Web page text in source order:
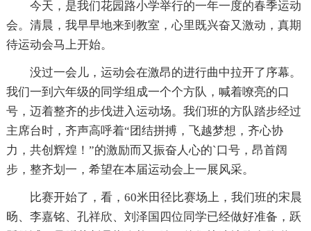
今天，是我们花园路小学举行的一年一度的春季运动
会。清晨，我早早地来到教室，心里既兴奋又激动，真期
待运动会马上开始。
没过一会儿，运动会在激昂的进行曲中拉开了序幕。
我们一到六年级的同学组成一个个方队，喊着嘹亮的口
号，迈着整齐的步伐进入运动场。我们班的方队踏步经过
主席台时，齐声高呼着“团结拼搏，飞越梦想，齐心协
力，共创辉煌！”的激励而又振奋人心的`口号，昂首阔
步，整齐划一，希望在本届运动会上一展风采。
比赛开始了，看，60米田径比赛场上，我们班的宋晨
旸、李嘉铭、孔祥欣、刘泽国四位同学已经做好准备，跃